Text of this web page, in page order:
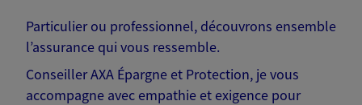
Particulier ou professionnel, découvrons ensemble
l’assurance qui vous ressemble.
Conseiller AXA Épargne et Protection, je vous
accompagne avec empathie et exigence pour